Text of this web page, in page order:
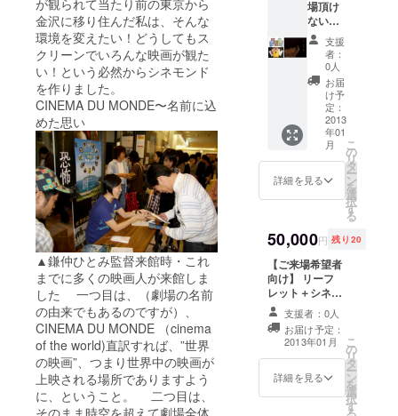
が観られて当たり前の東京から
金沢に移り住んだ私は、そんな
環境を変えたい！どうしてもス
クリーンでいろんな映画が観た
い！という必然からシネモンド
を作りました。
CINEMA DU MONDE〜名前に込
めた思い
▲鎌仲ひとみ監督来館時・これ
までに多くの映画人が来館しま
した 一つ目は、（劇場の名前
の由来でもあるのですが）、
CINEMA DU MONDE （cinema
of the world)直訳すれば、”世界
の映画”、つまり世界中の映画が
上映される場所でありますよう
に、ということ。 二つ目は、
年』配給宣
伝を手がけ
る。2013年
に初めて横
浜でも「こ
ども映画教
室」を開
催。より充
実したワー
クショップ
展開するこ
とも視野に
いれて任意
団体「こど
も映画教
室」を設
立。金沢コ
ミュニティ
口コミ
で広が
り、今
や全国
区で大
人気の
お店。
厳選さ
れた材
料とこ
だわり
ぬいた
製法で
な甘納
タッフ
もみん
な大
ファン
です。
定番の
甘納豆
か、五
郎島金
場頂け
ない
方々向
け】
リーフ
レット
＋「映
画のむ
かし」
１部＋
金沢い
いもの
セット
Ｂ（ポ
スト
４枚＋
「甘納
豆かわ
むら」
の甘納
袋）＋
ファン
ファー
レ・ロ
マン
支援
者：
0人
お届
け予
定：
2013
年01
月
詳細を見る
こ
の
リ
タ
ー
ン
を
選
択
す
る
50,000円 残り20
【ご来場希望者
向け】 リーフ
レット＋シネモ
ンド招待券６枚
＋15周年記念上
映会への無料ご
招待＋15周年記
念パーティーへ
の無料ご招待
支援者：0人
お届け予定：
2013年01月
詳細を見る
こ
の
リ
タ
ー
ン
を
選
択
す